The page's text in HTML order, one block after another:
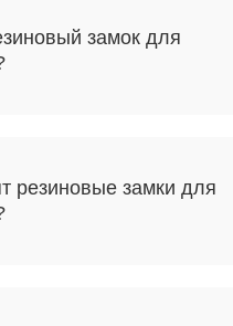
замок для
резиновые замки для